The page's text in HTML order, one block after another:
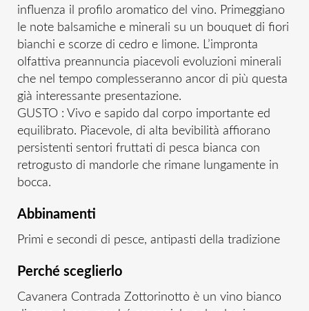
influenza il profilo aromatico del vino. Primeggiano
le note balsamiche e minerali su un bouquet di fiori
bianchi e scorze di cedro e limone. L’impronta
olfattiva preannuncia piacevoli evoluzioni minerali
che nel tempo complesseranno ancor di più questa
già interessante presentazione.
GUSTO : Vivo e sapido dal corpo importante ed
equilibrato. Piacevole, di alta bevibilità affiorano
persistenti sentori fruttati di pesca bianca con
retrogusto di mandorle che rimane lungamente in
bocca.
Abbinamenti
Primi e secondi di pesce, antipasti della tradizione
Perché sceglierlo
Cavanera Contrada Zottorinotto è un vino bianco